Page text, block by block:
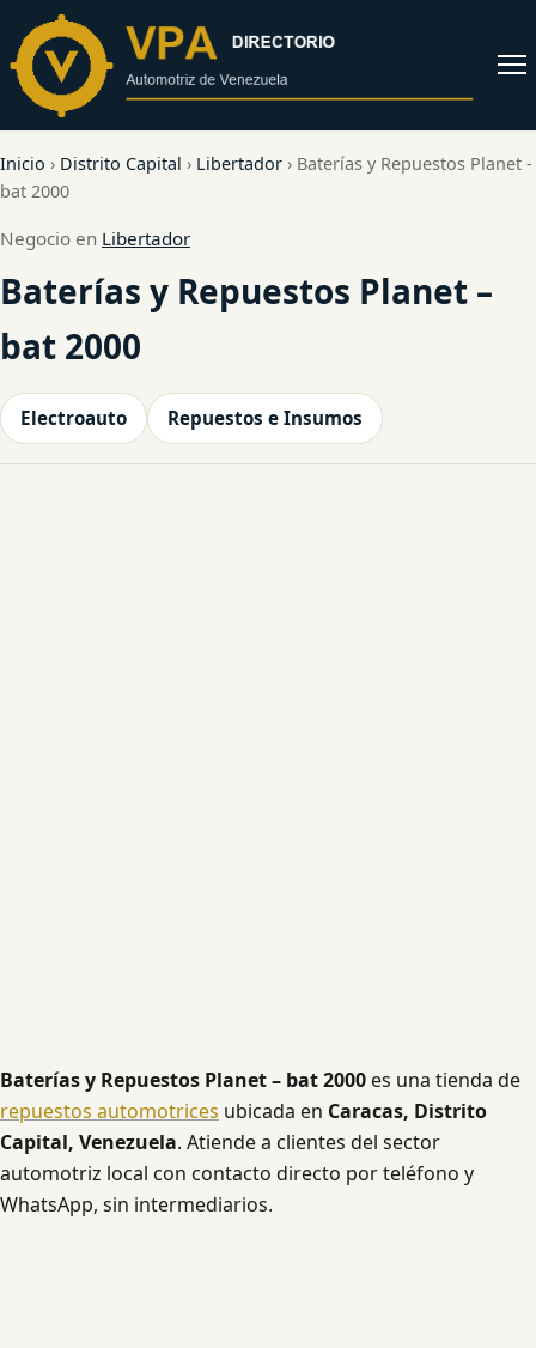
contenido
Abrir
Inicio › Distrito Capital › Libertador › Baterías y Repuestos Planet -
bat 2000
Negocio en Libertador
Baterías y Repuestos Planet –
bat 2000
Electroauto Repuestos e Insumos
Baterías y Repuestos Planet – bat 2000es una tienda de
repuestos automotrices ubicada en Caracas, Distrito
Capital, Venezuela. Atiende a clientes del sector
automotriz local con contacto directo por teléfono y
WhatsApp, sin intermediarios.